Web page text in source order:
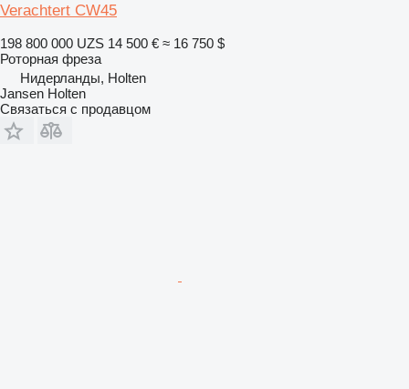
Verachtert CW45
198 800 000 UZS 14 500 € ≈ 16 750 $
Роторная фреза
Нидерланды, Holten
Jansen Holten
Связаться с продавцом